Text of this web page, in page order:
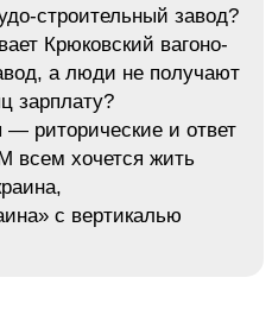
строительный завод?
Крюковский вагоно-
а люди не получают
зарплату?
— риторические и ответ
всем хочется жить
с вертикалью